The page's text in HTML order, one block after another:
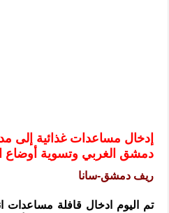
إدخال مساعدات غذائية إلى
دمشق الغربي وتسوية أوضاع
ريف دمشق-سانا